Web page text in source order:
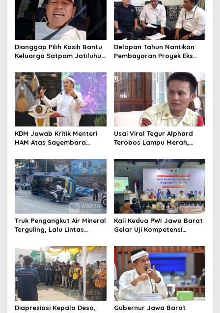
Dianggap Pilih Kasih Bantu
Keluarga Satpam Jatiluhur
Penjelasan Dedi Mulyadi
Delapan Tahun Nantikan
Pembayaran Proyek Eks
Tasikmalaya Akui Merugi 3,9
Miliar
KDM Jawab Kritik Menteri
HAM Atas Sayembara
Pelaku Kejahatan
Usai Viral Tegur Alphard
Terobos Lampu Merah,
Jadi Satpam Gedung Sate
Truk Pengangkut Air Mineral
Terguling, Lalu Lintas
Memadat
Kali Kedua PWI Jawa Barat
Gelar Uji Kompetensi
Diapresiasi Kepala Desa,
Gubernur Jawa Barat